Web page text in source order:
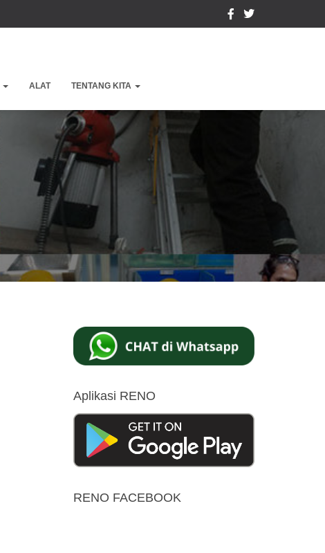
ALAT TENTANG KITA
Aplikasi RENO
RENO FACEBOOK